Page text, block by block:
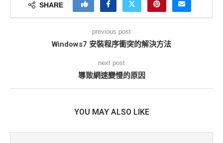
SHARE
previous post
Windows7 安裝程序衝突的解決方法
next post
導致網速變慢的原因
YOU MAY ALSO LIKE